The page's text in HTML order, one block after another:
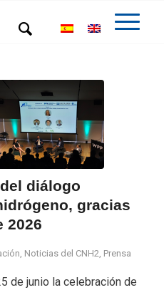
diálogo
gracias
2026
, Noticias del CNH2, Prensa
de junio la celebración de